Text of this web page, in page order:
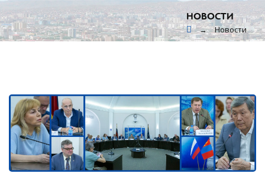
НОВОСТИ
→ Новости